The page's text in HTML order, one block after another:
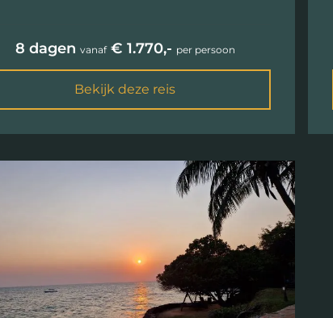
8 dagen vanaf€ 1.770,- per persoon
Bekijk deze reis